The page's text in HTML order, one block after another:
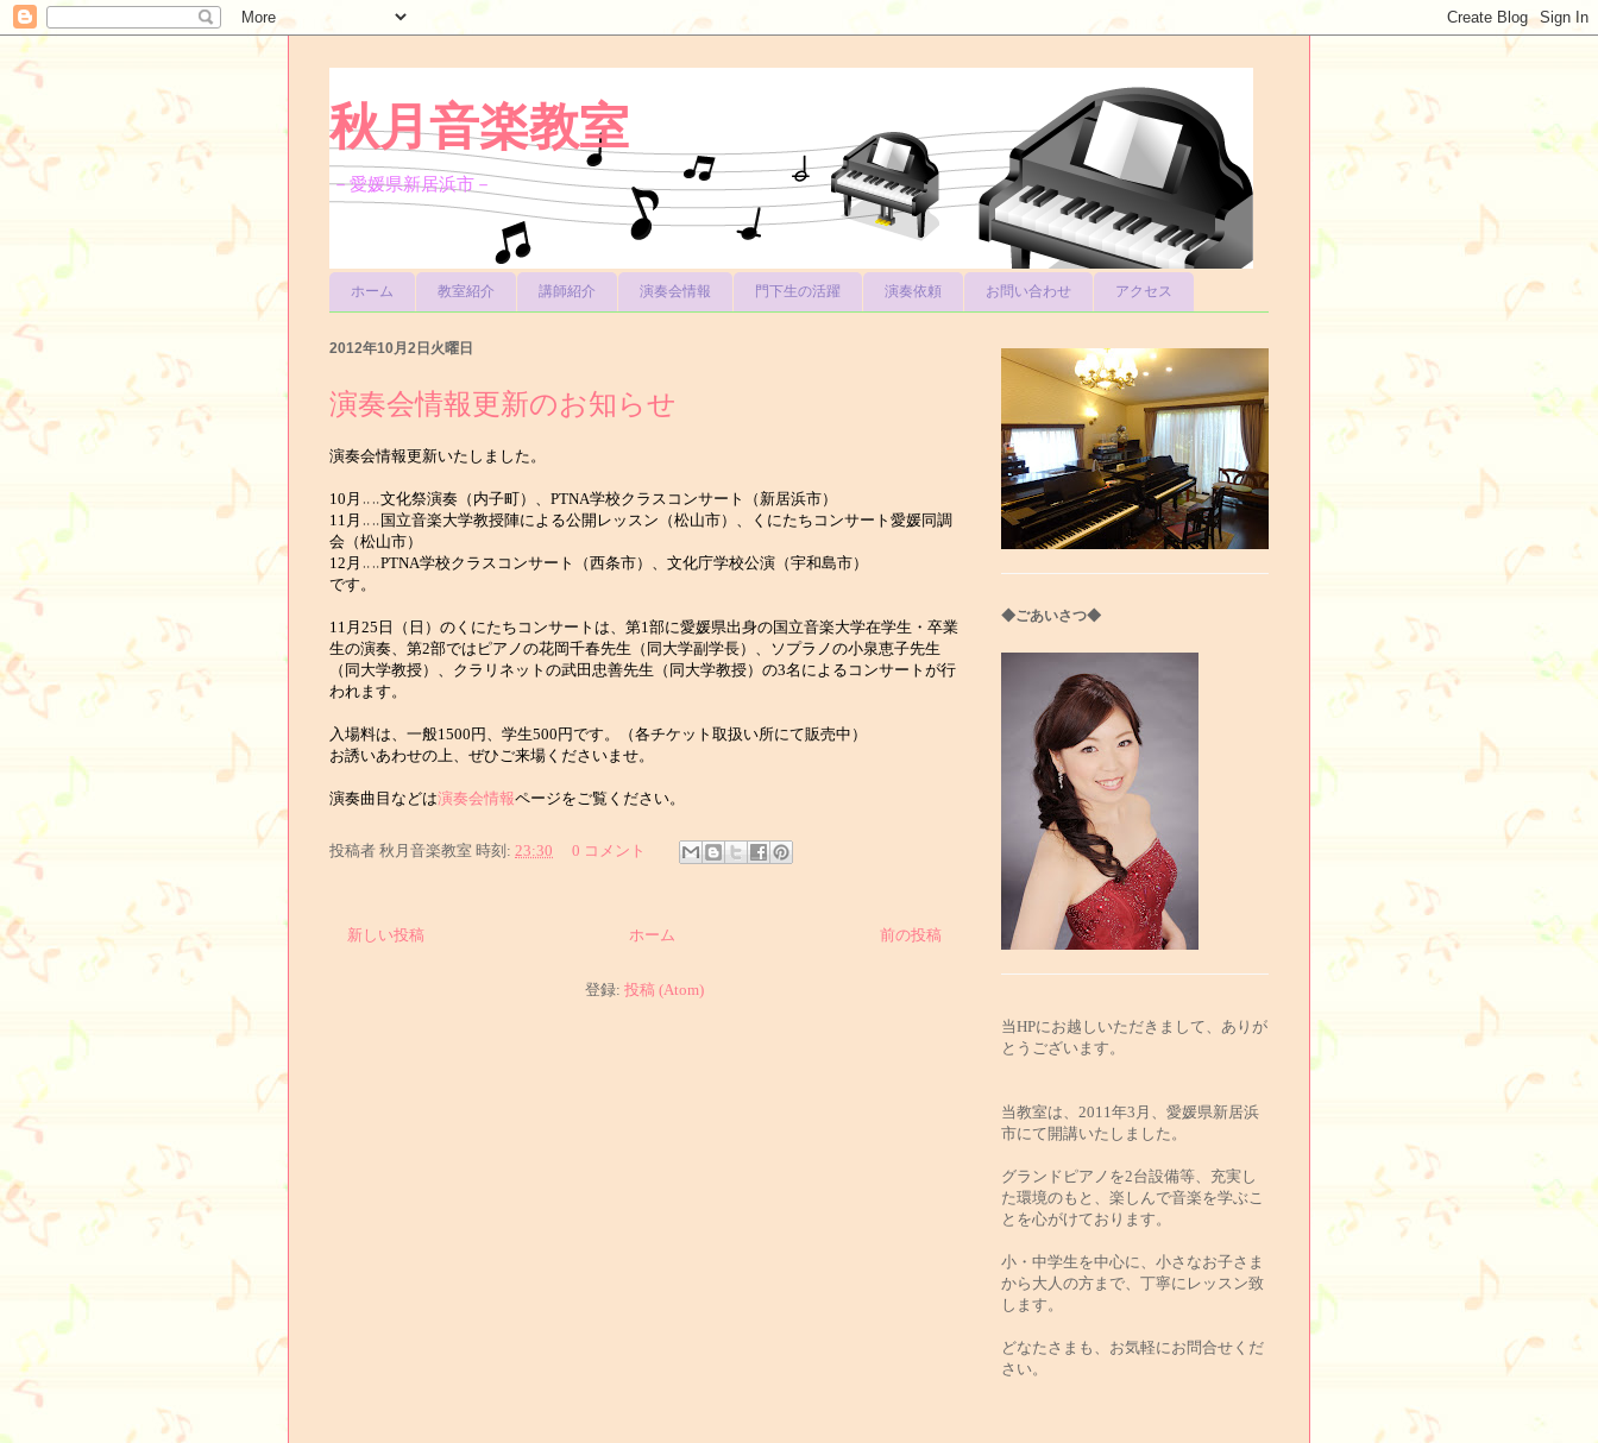
秋月音楽教室
－愛媛県新居浜市－
ホーム 教室紹介 講師紹介 演奏会情報 門下生の活躍 演奏依頼 お問い合わせ アクセス
2012年10月2日火曜日
演奏会情報更新のお知らせ
演奏会情報更新いたしました。
10月‥‥文化祭演奏（内子町）、PTNA学校クラスコンサート（新居浜市）
11月‥‥国立音楽大学教授陣による公開レッスン（松山市）、くにたちコンサート愛媛同調
会（松山市）
12月‥‥PTNA学校クラスコンサート（西条市）、文化庁学校公演（宇和島市）
です。
11月25日（日）のくにたちコンサートは、第1部に愛媛県出身の国立音楽大学在学生・卒業
生の演奏、第2部ではピアノの花岡千春先生（同大学副学長）、ソプラノの小泉恵子先生
（同大学教授）、クラリネットの武田忠善先生（同大学教授）の3名によるコンサートが行
われます。
入場料は、一般1500円、学生500円です。（各チケット取扱い所にて販売中）
お誘いあわせの上、ぜひご来場くださいませ。
演奏曲目などは演奏会情報ページをご覧ください。
投稿者 秋月音楽教室 時刻: 23:30 0 コメント
新しい投稿 前の投稿
ホーム
登録: 投稿 (Atom)
◆ごあいさつ◆
当HPにお越しいただきまして、ありが
とうございます。
当教室は、2011年3月、愛媛県新居浜
市にて開講いたしました。
グランドピアノを2台設備等、充実し
た環境のもと、楽しんで音楽を学ぶこ
とを心がけております。
小・中学生を中心に、小さなお子さま
から大人の方まで、丁寧にレッスン致
します。
どなたさまも、お気軽にお問合せくだ
さい。